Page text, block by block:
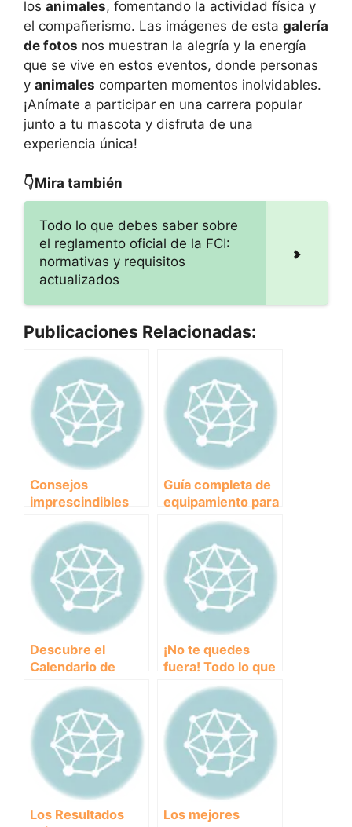
los animales, fomentando la actividad física y
el compañerismo. Las imágenes de esta galería
de fotos nos muestran la alegría y la energía
que se vive en estos eventos, donde personas
y animales comparten momentos inolvidables.
¡Anímate a participar en una carrera popular
junto a tu mascota y disfruta de una
experiencia única!
👇Mira también
Todo lo que debes saber sobre
el reglamento oficial de la FCI:
normativas y requisitos
actualizados
Publicaciones Relacionadas:
Consejos
imprescindibles
para triunfar en las
carreras
populares de
Canicross
Guía completa de
equipamiento para
carreras
populares de
Canicross:
¡Prepara a tu perro
para la
competencia!
Descubre el
Calendario de
Carreras
Populares:
¡Prepárate para la
Temporada de
Running!
¡No te quedes
fuera! Todo lo que
necesitas saber
sobre
inscripciones a
carreras
populares
Los Resultados
Los mejores